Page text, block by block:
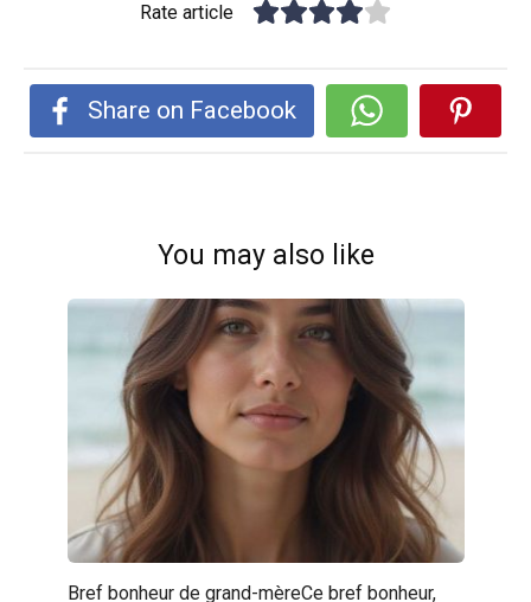
Rate article
Share on Facebook
You may also like
Bref bonheur de grand-mèreCe bref bonheur,